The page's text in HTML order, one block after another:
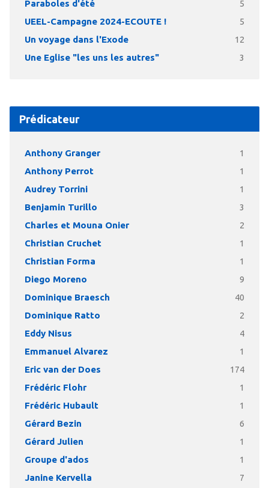
Paraboles d'été 5
UEEL-Campagne 2024-ECOUTE ! 5
Un voyage dans l'Exode 12
Une Eglise "les uns les autres" 3
Prédicateur
Anthony Granger 1
Anthony Perrot 1
Audrey Torrini 1
Benjamin Turillo 3
Charles et Mouna Onier 2
Christian Cruchet 1
Christian Forma 1
Diego Moreno 9
Dominique Braesch 40
Dominique Ratto 2
Eddy Nisus 4
Emmanuel Alvarez 1
Eric van der Does 174
Frédéric Flohr 1
Frédéric Hubault 1
Gérard Bezin 6
Gérard Julien 1
Groupe d'ados 1
Janine Kervella 7